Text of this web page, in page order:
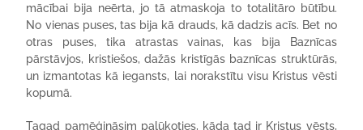
mācībai bija neērta, jo tā atmaskoja to totalitāro būtību.
No vienas puses, tas bija kā drauds, kā dadzis acīs. Bet no
otras puses, tika atrastas vainas, kas bija Baznīcas
pārstāvjos, kristiešos, dažās kristīgās baznīcas struktūrās,
un izmantotas kā iegansts, lai norakstītu visu Kristus vēsti
kopumā.
Tagad pamēģināsim palūkoties, kāda tad ir Kristus vēsts,